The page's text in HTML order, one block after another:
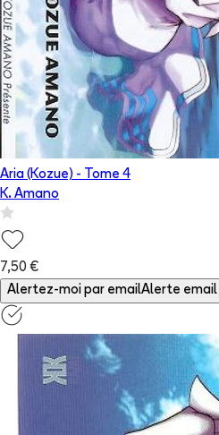
Aria (Kozue) - Tome 4
K. Amano
7,50 €
Alertez-moi par emailAlerte email